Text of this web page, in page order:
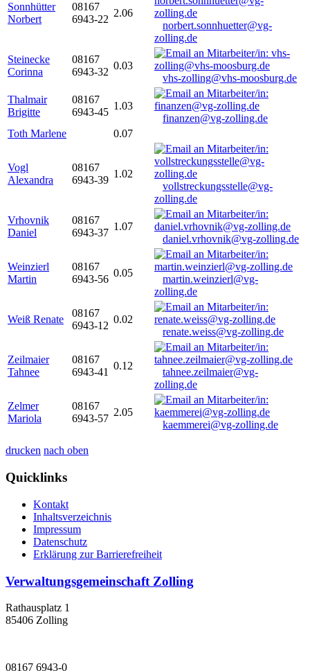
Sonnhütter
Norbert
08167
6943-22
2.06
norbert.sonnhuetter@vg-
zolling.de
Steinecke
Corinna
08167
6943-32
0.03
vhs-zolling@vhs-moosburg.de
Thalmair
Brigitte
08167
6943-45
1.03
finanzen@vg-zolling.de
Toth Marlene
0.07
Vogl
Alexandra
08167
6943-39
1.02
vollstreckungsstelle@vg-
zolling.de
Vrhovnik
Daniel
08167
6943-37
1.07
daniel.vrhovnik@vg-zolling.de
Weinzierl
Martin
08167
6943-56
0.05
martin.weinzierl@vg-
zolling.de
Weiß Renate
08167
6943-12
0.02
renate.weiss@vg-zolling.de
Zeilmaier
Tahnee
08167
6943-41
0.12
tahnee.zeilmaier@vg-
zolling.de
Zelmer
Mariola
08167
6943-57
2.05
kaemmerei@vg-zolling.de
drucken nach oben
Quicklinks
Kontakt
Inhaltsverzeichnis
Impressum
Datenschutz
Erklärung zur Barrierefreiheit
Verwaltungsgemeinschaft Zolling
Rathausplatz 1
85406 Zolling
08167 6943-0